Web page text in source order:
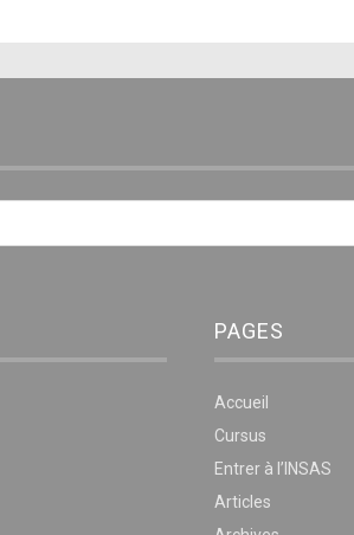
PAGES
Accueil
Cursus
Entrer à l’INSAS
Articles